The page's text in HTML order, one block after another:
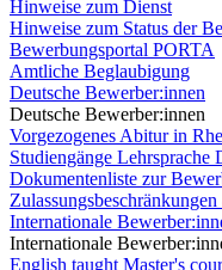
Hinweise zum Dienst
Hinweise zum Status der
Bewerbungsportal PORTA
Amtliche Beglaubigung
Deutsche Bewerber:innen
Deutsche Bewerber:innen
Vorgezogenes Abitur in
Studiengänge Lehrsprache
Dokumentenliste zur
Internationale
Internationale
English taught Master's